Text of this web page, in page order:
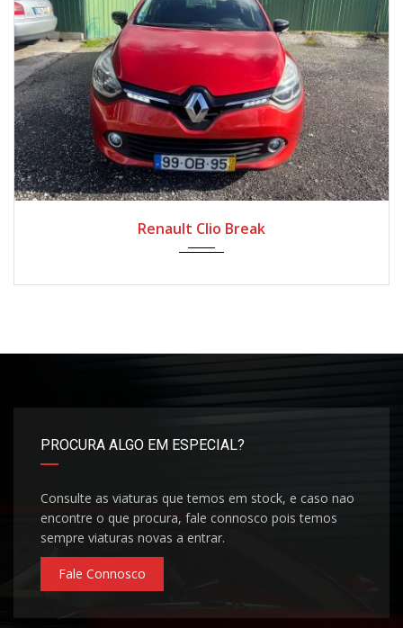
Renault Clio Break
PROCURA ALGO EM ESPECIAL?
Consulte as viaturas que temos em stock, e caso nao
encontre o que procura, fale connosco pois temos
sempre viaturas novas a entrar.
Fale Connosco